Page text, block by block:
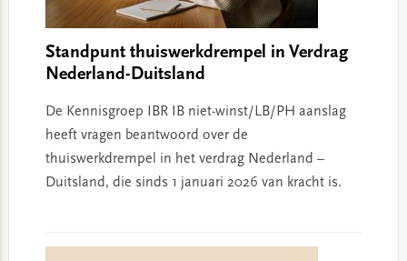
Standpunt thuiswerkdrempel in Verdrag
Nederland-Duitsland
De Kennisgroep IBR IB niet-winst/LB/PH aanslag
heeft vragen beantwoord over de
thuiswerkdrempel in het verdrag Nederland –
Duitsland, die sinds 1 januari 2026 van kracht is.